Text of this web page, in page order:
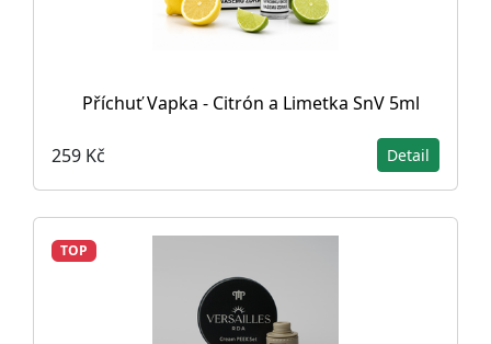
Příchuť Vapka - Citrón a Limetka SnV 5ml
259 Kč Detail
TOP